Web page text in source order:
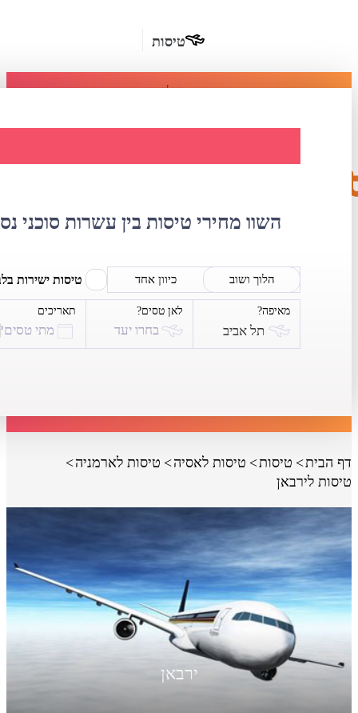
טיסות
מומלץ
בחו"ל
השכרת
רכב
השוו מחירי טיסות בין עשרות סוכני
הלוך ושוב כיוון אחד טיסות ישירות
מאיפה?
תל אביב
לאן טסים?
בחרו יעד
תאריכים
מתי
דף הבית טיסות טיסות לאסיה
טיסות לארמניה
טיסות לירבאן
ירבאן